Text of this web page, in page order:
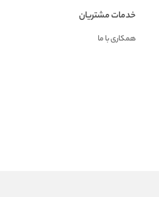
خدمات مشتریان
همکاری با ما